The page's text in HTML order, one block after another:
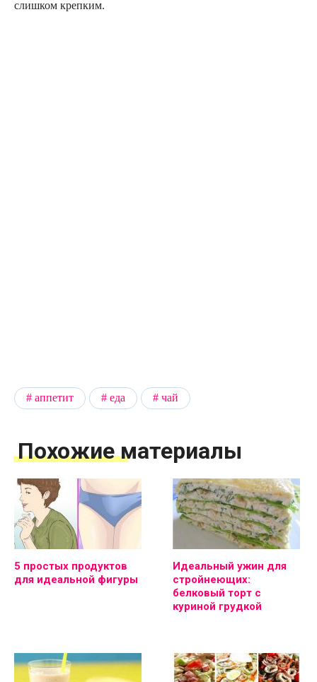
слишком крепким.
аппетит еда чай
Похожие материалы
5 простых продуктов
для идеальной фигуры
Идеальный ужин для
стройнеющих:
белковый торт с
куриной грудкой